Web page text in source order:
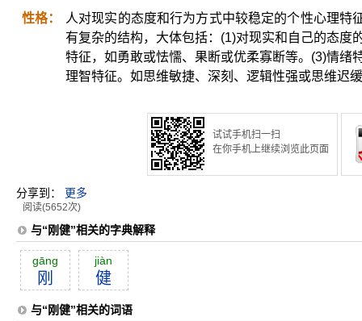
性格：
人对现实的态度和行为方式中较稳定的个性心理特
有复杂的结构，大体包括：(1)对现实和自己的态度
特征，如勇敢或怯懦、果断或优柔寡断等。(3)情绪
理智特征。如思维敏捷、深刻、逻辑性强或思维迟
试试手机扫一扫
在你手机上继续浏览此页面
分享到： 更多
阅读(5652次)
与“刚健”相关的字典解释
gāng
刚
jiàn
健
与“刚健”相关的词语